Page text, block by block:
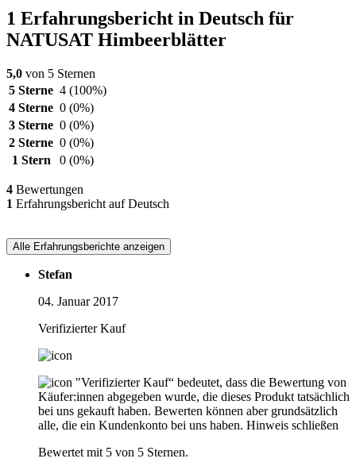
1 Erfahrungsbericht in Deutsch für
NATUSAT Himbeerblätter
5,0 von 5 Sternen
5 Sterne 4 (100%)
4 Sterne 0 (0%)
3 Sterne 0 (0%)
2 Sterne 0 (0%)
1 Stern
0 (0%)
4 Bewertungen
1 Erfahrungsbericht auf Deutsch
Alle Erfahrungsberichte anzeigen
Stefan
04. Januar 2017
Verifizierter Kauf
"Verifizierter Kauf“ bedeutet, dass die Bewertung von
Käufer:innen abgegeben wurde, die dieses Produkt tatsächlich
bei uns gekauft haben. Bewerten können aber grundsätzlich
alle, die ein Kundenkonto bei uns haben. Hinweis schließen
Bewertet mit 5 von 5 Sternen.